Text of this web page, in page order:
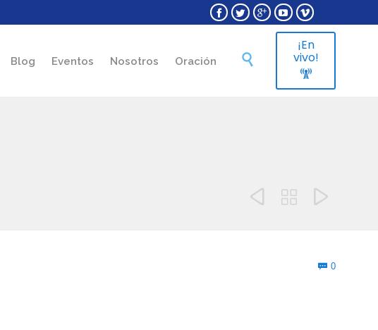
    
Skip
Blog Eventos Nosotros Oración 
¡En
vivo!

  
 0